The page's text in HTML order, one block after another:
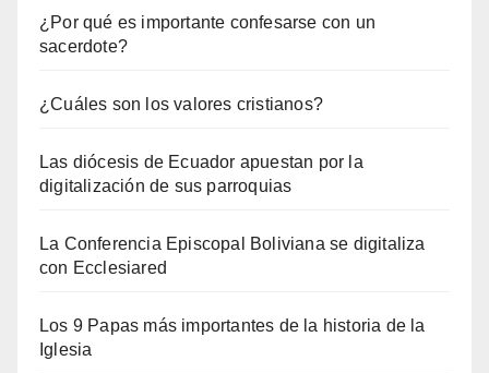
¿Por qué es importante confesarse con un
sacerdote?
¿Cuáles son los valores cristianos?
Las diócesis de Ecuador apuestan por la
digitalización de sus parroquias
La Conferencia Episcopal Boliviana se digitaliza
con Ecclesiared
Los 9 Papas más importantes de la historia de la
Iglesia